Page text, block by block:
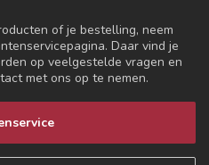
of je bestelling, neem
Daar vind je
op veelgestelde vragen en
met ons op te nemen.